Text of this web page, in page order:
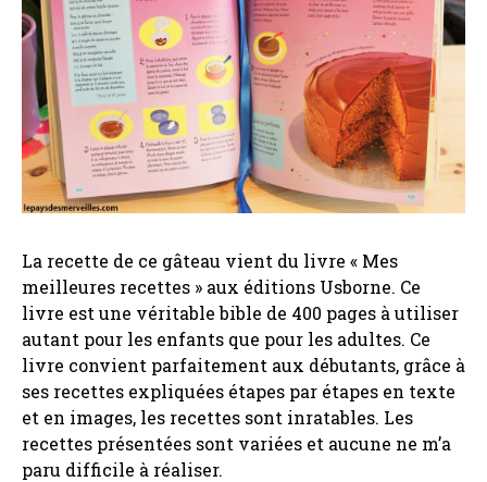
La recette de ce gâteau vient du livre « Mes
meilleures recettes » aux éditions Usborne. Ce
livre est une véritable bible de 400 pages à utiliser
autant pour les enfants que pour les adultes. Ce
livre convient parfaitement aux débutants, grâce à
ses recettes expliquées étapes par étapes en texte
et en images, les recettes sont inratables. Les
recettes présentées sont variées et aucune ne m’a
paru difficile à réaliser.